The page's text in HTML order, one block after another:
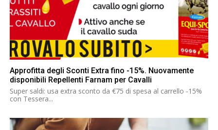
Approfitta degli Sconti Extra fino -15%. Nuovamente
disponibili Repellenti Farnam per Cavalli
Super saldi: usa extra sconto da €75 di spesa al carrello -15%
con Tessera...